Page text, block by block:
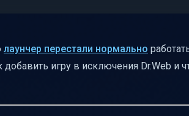
лаунчер перестали нормально
игру в исключения Dr.Web и